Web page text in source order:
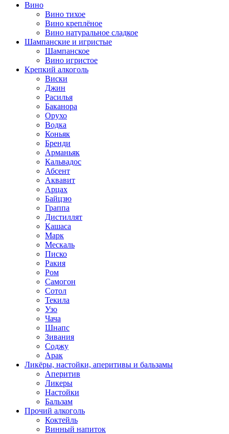
Вино
Вино тихое
Вино креплёное
Вино натуральное сладкое
Шампанские и игристые
Шампанское
Вино игристое
Крепкий алкоголь
Виски
Джин
Расилья
Баканора
Орухо
Водка
Коньяк
Бренди
Арманьяк
Кальвадос
Абсент
Аквавит
Арцах
Байцзю
Граппа
Дистиллят
Кашаса
Марк
Мескаль
Писко
Ракия
Ром
Самогон
Сотол
Текила
Узо
Чача
Шнапс
Зивания
Соджу
Арак
Ликёры, настойки, аперитивы и бальзамы
Аперитив
Ликеры
Настойки
Бальзам
Прочий алкоголь
Коктейль
Винный напиток